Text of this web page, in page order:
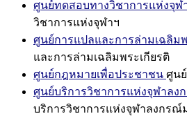
ศูนย์ทดสอบทางวิชาการแห่งจุฬ
วิชาการแห่งจุฬาฯ
ศูนย์การแปลและการล่ามเฉลิม
และการล่ามเฉลิมพระเกียรติ
ศูนย์กฎหมายเพื่อประชาชน ศูน
ศูนย์บริการวิชาการแห่งจุฬาลง
บริการวิชาการแห่งจุฬาลงกรณ์